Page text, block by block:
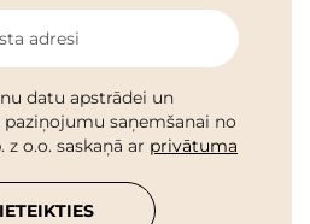
adresi
datu apstrādei un
saņemšanai no
z o.o. saskaņā ar privātuma